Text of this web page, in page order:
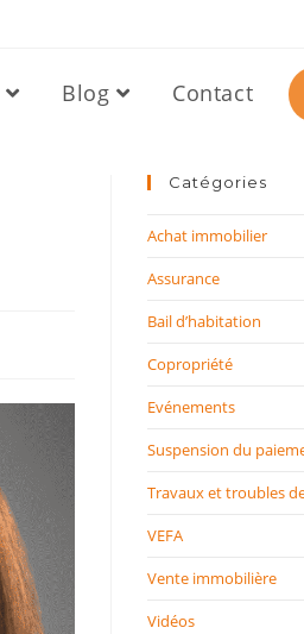
Blog Contact
Catégories
Achat immobilier
Assurance
Bail d’habitation
Copropriété
Evénements
Suspension du
Travaux et troubles
VEFA
Vente immobilière
Vidéos